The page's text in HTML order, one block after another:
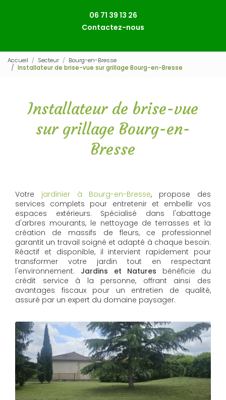
06 71 39 13 26
Contactez-nous
Accueil Secteur
Bourg-en-Bresse
Installateur de brise-vue sur grillage Bourg-en-Bresse
Installateur de brise-vue
sur grillage Bourg-en-
Bresse
Votre jardinier à Bourg-en-Bresse, propose des
services complets pour entretenir et embellir vos
espaces extérieurs. Spécialisé dans l'abattage
d'arbres mourants, le nettoyage de terrasses et la
création de massifs de fleurs, ce professionnel
garantit un travail soigné et adapté à chaque besoin.
Réactif et disponible, il intervient rapidement pour
transformer votre jardin tout en respectant
l'environnement. Jardins et Natures bénéficie du
crédit service à la personne, offrant ainsi des
avantages fiscaux pour un entretien de qualité,
assuré par un expert du domaine paysager.